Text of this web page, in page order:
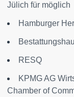
Jülich für möglich
Hamburger
RESQ
KPMG AG
Chamber of